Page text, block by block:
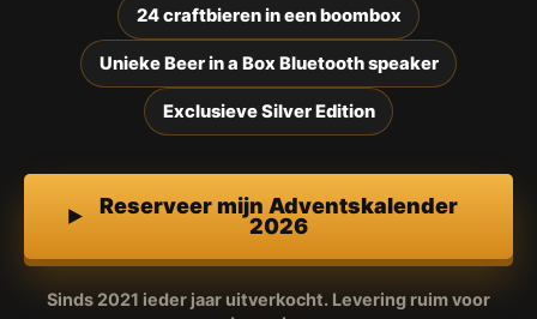
24 craftbieren in een boombox
Unieke Beer in a Box Bluetooth speaker
Exclusieve Silver Edition
Reserveer mijn Adventskalender
2026
Sinds 2021 ieder jaar uitverkocht. Levering ruim voor